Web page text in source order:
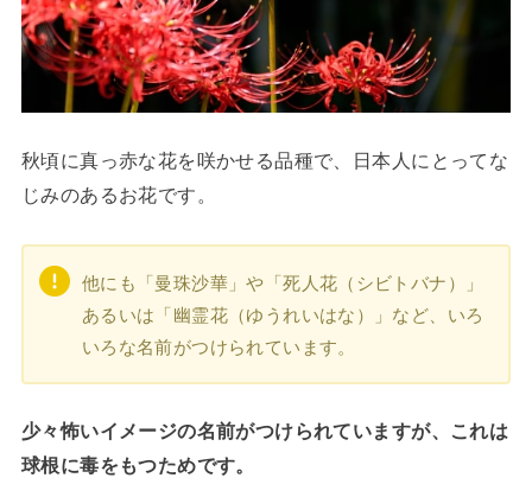
秋頃に真っ赤な花を咲かせる品種で、日本人にとってな
じみのあるお花です。
他にも「曼珠沙華」や「死人花（シビトバナ）」
あるいは「幽霊花（ゆうれいはな）」など、いろ
いろな名前がつけられています。
少々怖いイメージの名前がつけられていますが、これは
球根に毒をもつためです。